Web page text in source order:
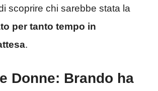
scoprire chi sarebbe stata la
per tanto tempo in
.
Donne: Brando ha